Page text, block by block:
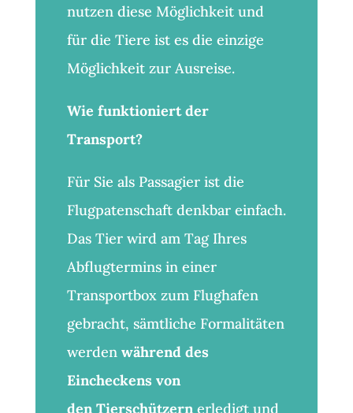
nutzen diese Möglichkeit und
für die Tiere ist es die einzige
Möglichkeit zur Ausreise.
Wie funktioniert der
Transport?
Für Sie als Passagier ist die
Flugpatenschaft denkbar einfach.
Das Tier wird am Tag Ihres
Abflugtermins in einer
Transportbox zum Flughafen
gebracht, sämtliche Formalitäten
werden während des
Eincheckens von
den Tierschützern erledigt und